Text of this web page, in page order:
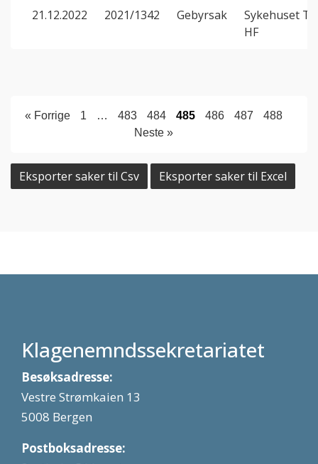
21.12.2022 2021/1342 Gebyrsak
Sykehuset
HF
« Forrige 1 … 483 484 485 486 487
488
Neste »
Eksporter saker til Csv Eksporter saker til Excel
Klagenemndssekretariatet
Besøksadresse:
Vestre Strømkaien 13
5008 Bergen
Postboksadresse: